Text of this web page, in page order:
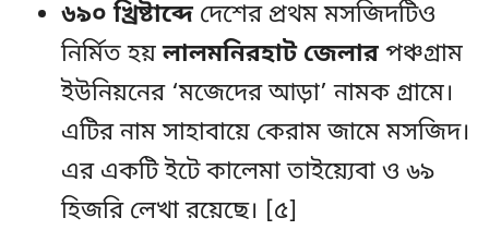
৬৯০ খ্রিষ্টাব্দেদেশের প্রথম মসজিদটিও
নির্মিত হয়লালমনিরহাট জেলার পঞ্চগ্রাম
ইউনিয়নের ‘মজেদের আড়া’ নামক গ্রামে।
এটির নাম সাহাবায়ে কেরাম জামে মসজিদ।
এর একটি ইটে কালেমা তাইয়্যেবা ও ৬৯
হিজরি লেখা রয়েছে। [৫]